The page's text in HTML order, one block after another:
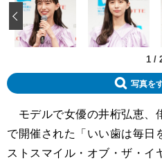
1 /
‹
写真を
モデルで女優の井桁弘恵、
で開催された「いい歯は毎日
ストスマイル・オブ・ザ・イ